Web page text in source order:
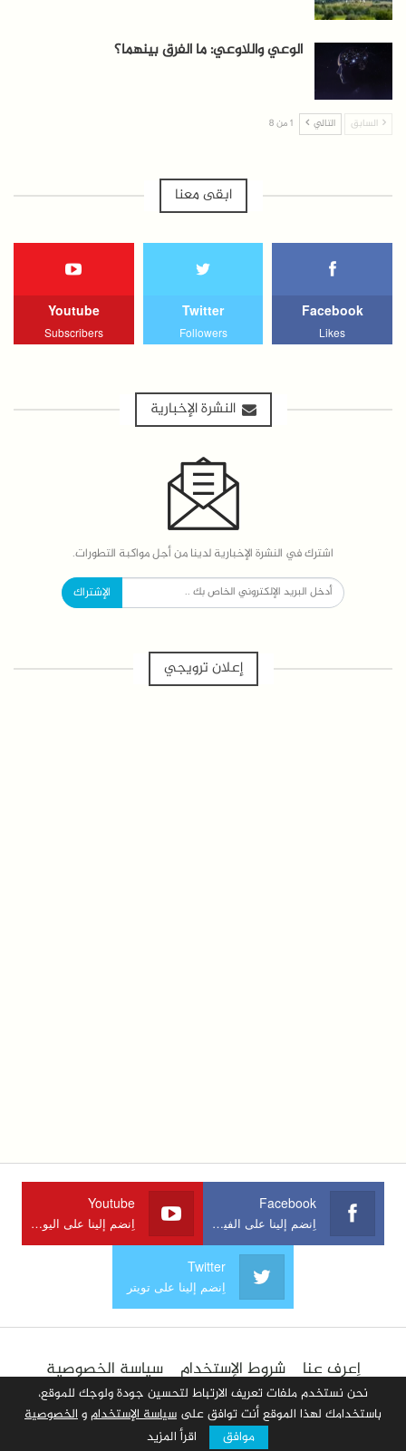
الوعي واللاوعي: ما الفرق بينهما؟
السابق التالي 1 من 8
ابقى معنا
Facebook
Likes
Twitter
Followers
Youtube
Subscribers
النشرة الإخبارية
اشترك في النشرة الإخبارية لدينا من أجل مواكبة التطورات.
الإشتراك
إعلان ترويجي
Facebook
اِنضم إلينا على الفيسبوك
Youtube
اِنضم إلينا على اليوتوب
Twitter
اِنضم إلينا على تويتر
اِعرف عنا شروط الإستخدام
سياسة الخصوصية
الإعلان في الموقع
اِتصل بنا أضف مقالا
نحن نستخدم ملفات تعريف الارتباط لتحسين جودة ولوجك للموقع،
باستخدامك لهذا الموقع أنت توافق على سياسة الإستخداموالخصوصية
موافق
اقرأ المزيد